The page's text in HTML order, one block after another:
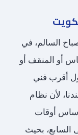
السالم، في
أو المنقف أو
أقرب فني
لأن نظام
أساس أوقات
السابع، بحيث